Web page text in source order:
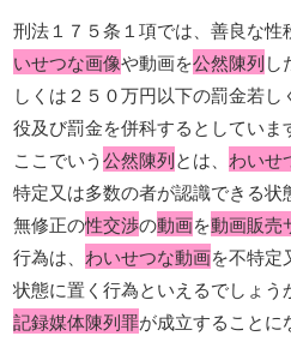
刑法１７５条１項では、善良な
いせつな画像や動画を公然陳列し
しくは２５０万円以下の罰金若
役及び罰金を併科するとしていま
ここでいう公然陳列とは、わいせ
特定又は多数の者が認識できる状
無修正の性交渉の動画を動画販売
行為は、わいせつな動画を不特定
状態に置く行為といえるでしょう
記録媒体陳列罪が成立することに